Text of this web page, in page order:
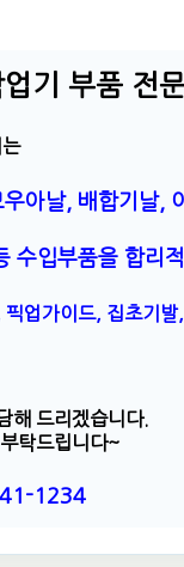
기 부품 전
아날, 배합기날,
수입부품을 합리
업가이드, 집초기
해 드리겠습니다.
탁드립니다~
1234